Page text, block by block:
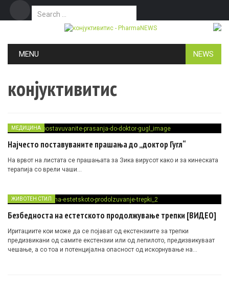
Search for:
MENU NEWS
конјуктивитис
МЕДИЦИНА
Најчесто поставуваните прашања до „доктор Гугл“
На врвот на листата се прашањата за Зика вирусот како и за кинеската
терапија со врели чаши…
ЖИВОТЕН СТИЛ
Безбедноста на естетското продолжување трепки [ВИДЕО]
Иритациите кои може да се појават од екстензиите за трепки
предизвикани од самите екстензии или од лепилото, предизвикуваат
чешање, а со тоа и потенцијална опасност од искорнување на